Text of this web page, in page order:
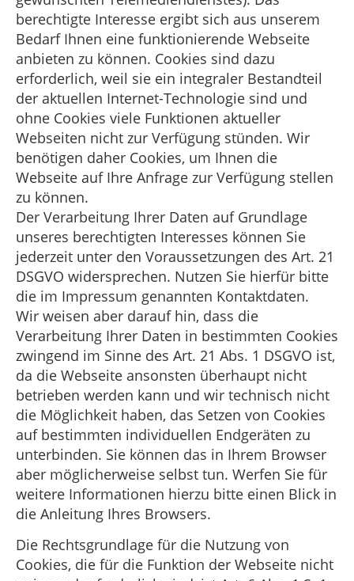
berechtigte Interesse ergibt sich aus unserem
Bedarf Ihnen eine funktionierende Webseite
anbieten zu können. Cookies sind dazu
erforderlich, weil sie ein integraler Bestandteil
der aktuellen Internet-Technologie sind und
ohne Cookies viele Funktionen aktueller
Webseiten nicht zur Verfügung stünden. Wir
benötigen daher Cookies, um Ihnen die
Webseite auf Ihre Anfrage zur Verfügung stellen
zu können.
Der Verarbeitung Ihrer Daten auf Grundlage
unseres berechtigten Interesses können Sie
jederzeit unter den Voraussetzungen des Art. 21
DSGVO widersprechen. Nutzen Sie hierfür bitte
die im Impressum genannten Kontaktdaten.
Wir weisen aber darauf hin, dass die
Verarbeitung Ihrer Daten in bestimmten Cookies
zwingend im Sinne des Art. 21 Abs. 1 DSGVO ist,
da die Webseite ansonsten überhaupt nicht
betrieben werden kann und wir technisch nicht
die Möglichkeit haben, das Setzen von Cookies
auf bestimmten individuellen Endgeräten zu
unterbinden. Sie können das in Ihrem Browser
aber möglicherweise selbst tun. Werfen Sie für
weitere Informationen hierzu bitte einen Blick in
die Anleitung Ihres Browsers.
Die Rechtsgrundlage für die Nutzung von
Cookies, die für die Funktion der Webseite nicht